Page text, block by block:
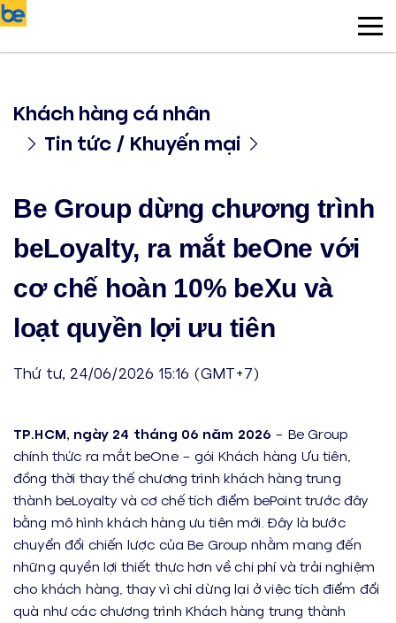
Khách hàng cá nhân
Tin tức / Khuyến mại
Be Group dừng chương trình
beLoyalty, ra mắt beOne với
cơ chế hoàn 10% beXu và
loạt quyền lợi ưu tiên
Thứ tư, 24/06/2026 15:16 (GMT+7)
TP.HCM, ngày 24 tháng 06 năm 2026 – Be Group
chính thức ra mắt beOne – gói Khách hàng Ưu tiên,
đồng thời thay thế chương trình khách hàng trung
thành beLoyalty và cơ chế tích điểm bePoint trước đây
bằng mô hình khách hàng ưu tiên mới. Đây là bước
chuyển đổi chiến lược của Be Group nhằm mang đến
những quyền lợi thiết thực hơn về chi phí và trải nghiệm
cho khách hàng, thay vì chỉ dừng lại ở việc tích điểm đổi
quà như các chương trình Khách hàng trung thành